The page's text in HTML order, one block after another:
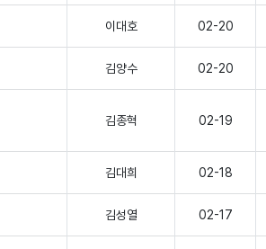
이대호 02-20
김양수 02-20
김종혁 02-19
김대희 02-18
김성열 02-17